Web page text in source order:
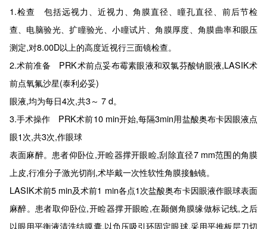
1.检查 包括远视力、近视力、角膜直径、瞳孔直径、前后节检
查、电脑验光、扩瞳验光、小瞳试片、角膜厚度、角膜曲率和眼压
测定,对8.00D以上的高度近视行三面镜检查。
2.术前准备 PRK术前点妥布霉素眼液和双氯芬酸钠眼液,LASIK术
前点氧氟沙星(泰利必妥)
眼液,均为每日4次,共3～ 7 d。
3.手术操作 PRK术前10 min开始,每隔3min用盐酸奥布卡因眼液点
眼1次,共3次,作眼球
表面麻醉。患者仰卧位,开睑器撑开眼睑,刮除直径7 mm范围的角膜
上皮,行准分子激光切削,术毕戴一次性软性角膜接触镜。
LASIK术前5 min及术前1 min各点1次盐酸奥布卡因眼液作眼球表面
麻醉。患者取仰卧位,开睑器撑开眼睑,在颞侧角膜缘做标记线,之后
以眼用平衡液清洗结膜囊,以负压吸引环固定眼球,采用平推板层刀切